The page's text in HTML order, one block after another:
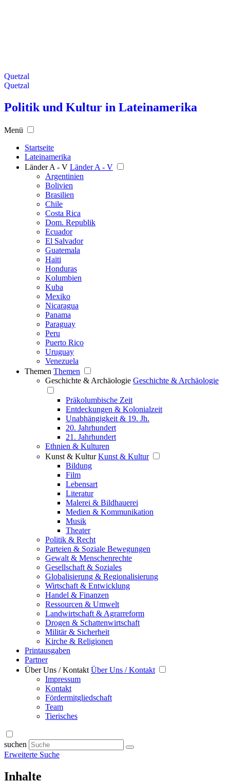
Quetzal
Quetzal
Politik und Kultur in Lateinamerika
Menü
Startseite
Lateinamerika
Länder A - V Länder A - V
Argentinien
Bolivien
Brasilien
Chile
Costa Rica
Dom. Republik
Ecuador
El Salvador
Guatemala
Haiti
Honduras
Kolumbien
Kuba
Mexiko
Nicaragua
Panama
Paraguay
Peru
Puerto Rico
Uruguay
Venezuela
Themen Themen
Geschichte & Archäologie Geschichte & Archäologie
Präkolumbische Zeit
Entdeckungen & Kolonialzeit
Unabhängigkeit & 19. Jh.
20. Jahrhundert
21. Jahrhundert
Ethnien & Kulturen
Kunst & Kultur Kunst & Kultur
Bildung
Film
Lebensart
Literatur
Malerei & Bildhauerei
Medien & Kommunikation
Musik
Theater
Politik & Recht
Parteien & Soziale Bewegungen
Gewalt & Menschenrechte
Gesellschaft & Soziales
Globalisierung & Regionalisierung
Wirtschaft & Entwicklung
Handel & Finanzen
Ressourcen & Umwelt
Landwirtschaft & Agrarreform
Drogen & Schattenwirtschaft
Militär & Sicherheit
Kirche & Religionen
Printausgaben
Partner
Über Uns / Kontakt Über Uns / Kontakt
Impressum
Kontakt
Fördermitgliedschaft
Team
Tierisches
suchen
Erweiterte Suche
Inhalte